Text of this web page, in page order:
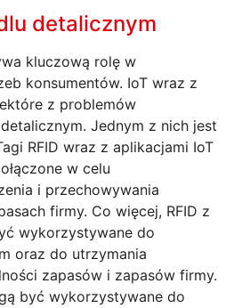
detalicznym
kluczową rolę w
konsumentów. IoT wraz z
z problemów
Jednym z nich jest
RFID wraz z aplikacjami IoT
w celu
i przechowywania
firmy. Co więcej, RFID z
wykorzystywane do
oraz do utrzymania
zapasów i zapasów firmy.
być wykorzystywane do